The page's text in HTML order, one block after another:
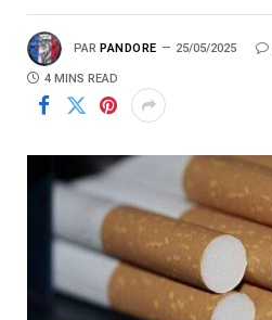
PAR PANDORE 25/05/2025
4 MINS READ